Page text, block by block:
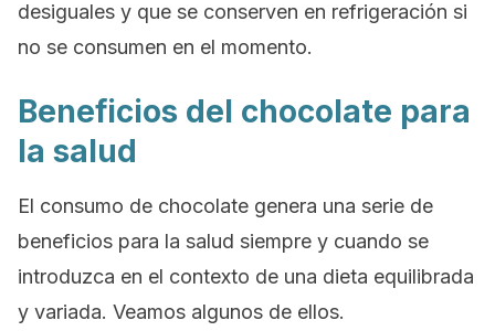
desiguales y que se conserven en refrigeración si
no se consumen en el momento.
Beneficios del chocolate para
la salud
El consumo de chocolate genera una serie de
beneficios para la salud siempre y cuando se
introduzca en el contexto de una dieta equilibrada
y variada. Veamos algunos de ellos.